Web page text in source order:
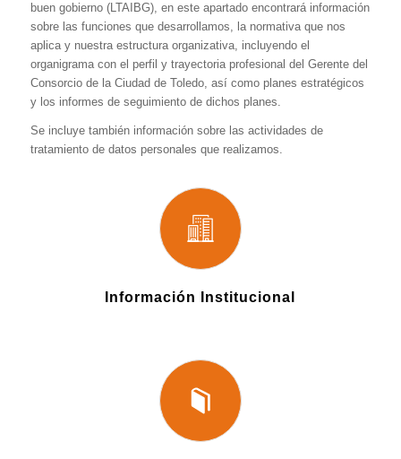
buen gobierno (LTAIBG), en este apartado encontrará información
sobre las funciones que desarrollamos, la normativa que nos
aplica y nuestra estructura organizativa, incluyendo el
organigrama con el perfil y trayectoria profesional del Gerente del
Consorcio de la Ciudad de Toledo, así como planes estratégicos
y los informes de seguimiento de dichos planes.
Se incluye también información sobre las actividades de
tratamiento de datos personales que realizamos.
Información Institucional